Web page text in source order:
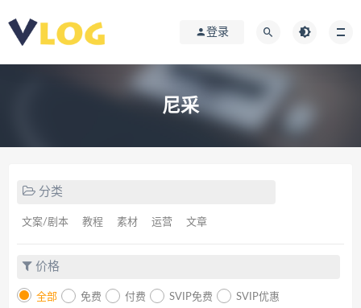
登录
尼采
分类
文案/剧本 教程 素材 运营 文章
价格
全部 免费 付费 SVIP免费 SVIP优惠